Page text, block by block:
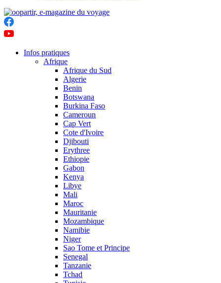
Infos pratiques
Afrique
Afrique du Sud
Algerie
Benin
Botswana
Burkina Faso
Cameroun
Cap Vert
Cote d'Ivoire
Djibouti
Erythree
Ethiopie
Gabon
Kenya
Libye
Mali
Maroc
Mauritanie
Mozambique
Namibie
Niger
Sao Tome et Principe
Senegal
Tanzanie
Tchad